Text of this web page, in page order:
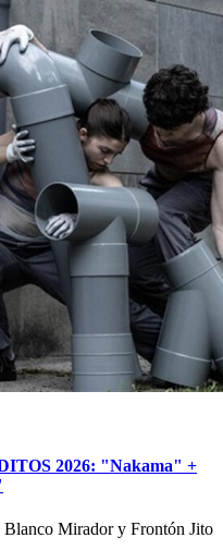
2026: "Nakama" +
Mirador y Frontón Jito